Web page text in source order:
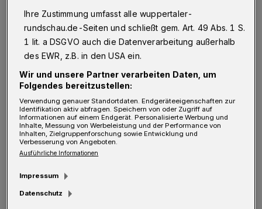
2. Liga, Frauen:
DJK/MJC Trier - TV Beyeröhde 32:28 (17:12)
Beyeröhde führte in der 26. Minute noch mit
12:11, ließ dann aber abreißen. Tore: Sandra
Münch 7/7, Mandy Münch 4/1, Fabisch 3/1,
Stefes 4, Tomlik 1, Jörgens 2, Adeberg 3,
Sosnierz 1, Heinrichs 3. MIt 4:12 Punkten ist
der TVB Drittletzter. Am Samstag (19.
November 2016) kommt der Liga-Elfte SV
Buschenburg.
Ihre Zustimmung umfasst alle wuppertaler-
rundschau.de-Seiten und schließt gem. Art. 49 Abs. 1 S.
1 lit. a DSGVO auch die Datenverarbeitung außerhalb
des EWR, z.B. in den USA ein.
Wir und unsere Partner verarbeiten Daten, um
Folgendes bereitzustellen:
Verwendung genauer Standortdaten. Endgeräteeigenschaften zur
Identifikation aktiv abfragen. Speichern von oder Zugriff auf
Informationen auf einem Endgerät. Personalisierte Werbung und
Inhalte, Messung von Werbeleistung und der Performance von
Inhalten, Zielgruppenforschung sowie Entwicklung und
Verbesserung von Angeboten.
Ausführliche Informationen
Impressum
Datenschutz